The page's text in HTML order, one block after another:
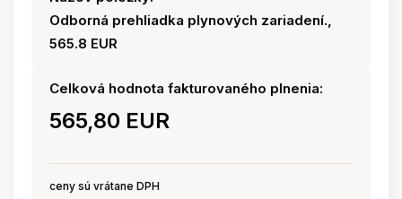
Odborná prehliadka plynových zariadení.,
565.8 EUR
Celková hodnota fakturovaného plnenia:
565,80 EUR
ceny sú vrátane DPH